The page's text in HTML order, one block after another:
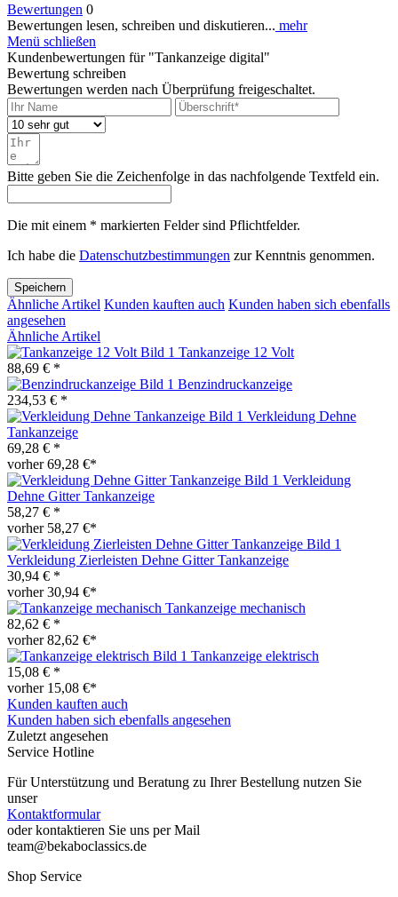
Bewertungen 0
Bewertungen lesen, schreiben und diskutieren... mehr
Menü schließen
Kundenbewertungen für "Tankanzeige digital"
Bewertung schreiben
Bewertungen werden nach Überprüfung freigeschaltet.
Bitte geben Sie die Zeichenfolge in das nachfolgende Textfeld ein.
Die mit einem * markierten Felder sind Pflichtfelder.
Ich habe die Datenschutzbestimmungen zur Kenntnis genommen.
Speichern
Ähnliche Artikel Kunden kauften auch Kunden haben sich ebenfalls
angesehen
Ähnliche Artikel
Tankanzeige 12 Volt
88,69 € *
Benzindruckanzeige
234,53 € *
Verkleidung Dehne
Tankanzeige
69,28 € *
vorher 69,28 €*
Verkleidung
Dehne Gitter Tankanzeige
58,27 € *
vorher 58,27 €*
Verkleidung Zierleisten Dehne Gitter Tankanzeige
30,94 € *
vorher 30,94 €*
Tankanzeige mechanisch
82,62 € *
vorher 82,62 €*
Tankanzeige elektrisch
15,08 € *
vorher 15,08 €*
Kunden kauften auch
Kunden haben sich ebenfalls angesehen
Zuletzt angesehen
Service Hotline
Für Unterstützung und Beratung zu Ihrer Bestellung nutzen Sie
unser
Kontaktformular
oder kontaktieren Sie uns per Mail
team@bekaboclassics.de
Shop Service